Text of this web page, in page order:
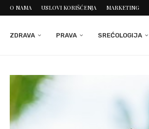
O NAMA USLOVI KORIŠĆENJA MARKETING
ZDRAVA PRAVA SREĆOLOGIJA